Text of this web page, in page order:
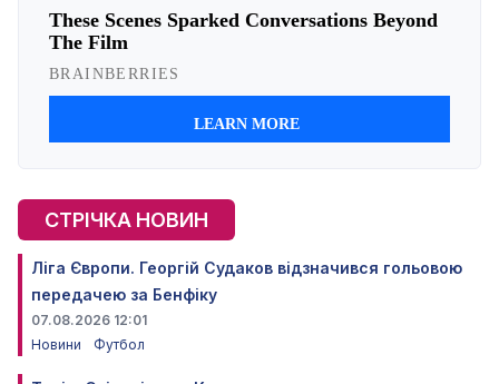
СТРІЧКА НОВИН
Ліга Європи. Георгій Судаков відзначився гольовою
передачею за Бенфіку
07.08.2026 12:01
Новини
Футбол